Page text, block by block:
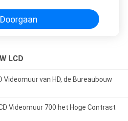
Doorgaan
LCD
Videomuur van HD, de Bureaubouw
Videomuur 700 het Hoge Contrast